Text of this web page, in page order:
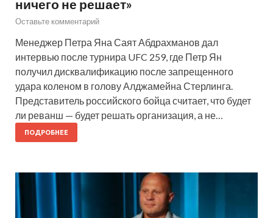
ничего не решает»
Оставьте комментарий
Менеджер Петра Яна Саят Абдрахманов дал
интервью после турнира UFC 259, где Петр Ян
получил дисквалификацию после запрещенного
удара коленом в голову Алджамейна Стерлинга.
Представитель российского бойца считает, что будет
ли реванш — будет решать организация, а не…
ПОДРОБНЕЕ